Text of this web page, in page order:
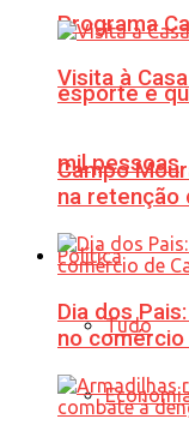
Programa
esporte e
mil pessoas
Política
Tudo
Visita à
Campo
na retenção
Dia dos
no